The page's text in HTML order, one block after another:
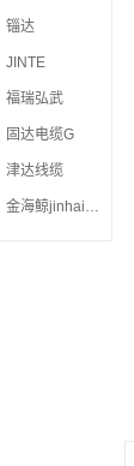
锱达
JINTE
福瑞弘武
固达电缆G
津达线缆
金海鲸jinhaijing